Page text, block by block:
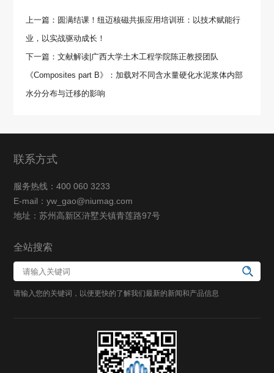
上一篇：圆满结课！纽迈核磁共振应用培训班：以技术赋能行
业，以实战驱动成长！
下一篇：文献解读|广西大学土木工程学院陈正教授团队
《Composites part B》：加载对不同含水量硬化水泥浆体内部
水分分布与迁移的影响
联系方式
服务热线：400 060 3233
E-mail：yw_gao@niumag.com
地址：苏州高新区浒墅关镇青莲路97号
全站搜索
请输入您的关键词，以便更快的了解我们最新的新闻和产品信息